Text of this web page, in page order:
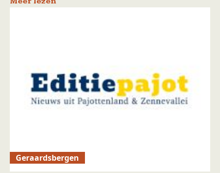
Geraardsbergen